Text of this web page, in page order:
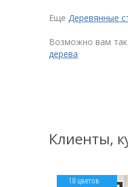
Еще Деревянные
Возможно вам
дерева
Клиенты,
18 цветов